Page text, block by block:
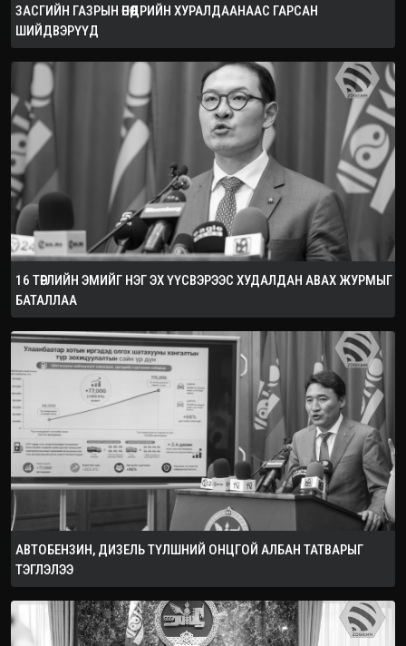
ЗАСГИЙН ГАЗРЫН ӨНӨӨДРИЙН ХУРАЛДААНААС ГАРСАН
ШИЙДВЭРҮҮД
16 ТӨРЛИЙН ЭМИЙГ НЭГ ЭХ ҮҮСВЭРЭЭС ХУДАЛДАН АВАХ ЖУРМЫГ
БАТАЛЛАА
АВТОБЕНЗИН, ДИЗЕЛЬ ТҮЛШНИЙ ОНЦГОЙ АЛБАН ТАТВАРЫГ
ТЭГЛЭЛЭЭ